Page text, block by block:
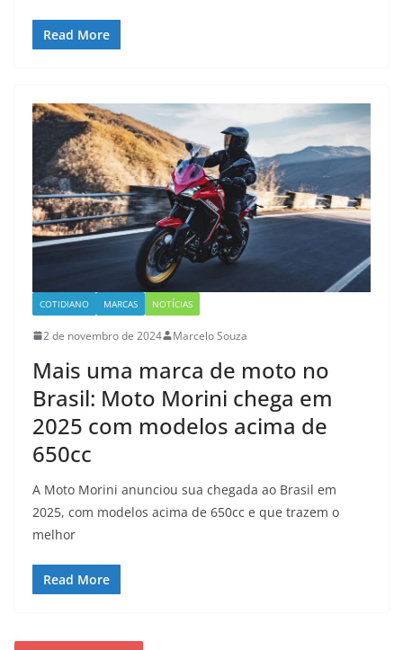
Read More
COTIDIANO MARCAS NOTÍCIAS
2 de novembro de 2024 Marcelo Souza
Mais uma marca de moto no
Brasil: Moto Morini chega em
2025 com modelos acima de
650cc
A Moto Morini anunciou sua chegada ao Brasil em
2025, com modelos acima de 650cc e que trazem o
melhor
Read More